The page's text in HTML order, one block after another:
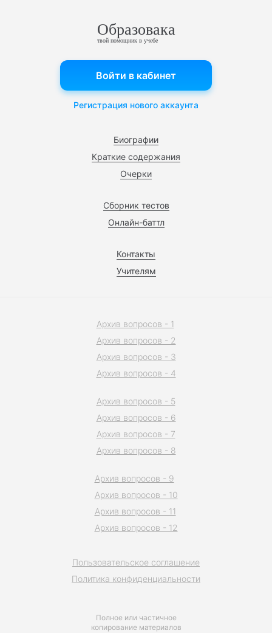
Образовака
твой помощник в учебе
Биографии
Краткие содержания
Очерки
Сборник тестов
Онлайн-баттл
Контакты
Учителям
Войти в кабинет
Регистрация нового аккаунта
Полное или частичное
копирование материалов
Пользовательское соглашение
Политика конфиденциальности
Архив вопросов - 1
Архив вопросов - 2
Архив вопросов - 3
Архив вопросов - 4
Архив вопросов - 5
Архив вопросов - 6
Архив вопросов - 7
Архив вопросов - 8
Архив вопросов - 9
Архив вопросов - 10
Архив вопросов - 11
Архив вопросов - 12